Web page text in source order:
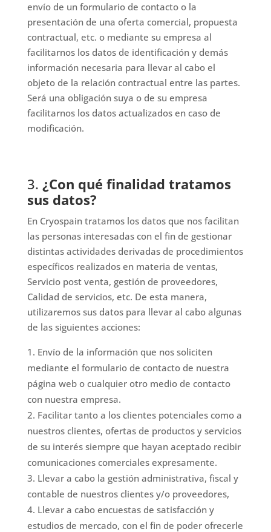
envío de un formulario de contacto o la
presentación de una oferta comercial, propuesta
contractual, etc. o mediante su empresa al
facilitarnos los datos de identificación y demás
información necesaria para llevar al cabo el
objeto de la relación contractual entre las partes.
Será una obligación suya o de su empresa
facilitarnos los datos actualizados en caso de
modificación.
3. ¿Con qué finalidad tratamos
sus datos?
En Cryospain tratamos los datos que nos facilitan
las personas interesadas con el fin de gestionar
distintas actividades derivadas de procedimientos
específicos realizados en materia de ventas,
Servicio post venta, gestión de proveedores,
Calidad de servicios, etc. De esta manera,
utilizaremos sus datos para llevar al cabo algunas
de las siguientes acciones:
Envío de la información que nos soliciten
mediante el formulario de contacto de nuestra
página web o cualquier otro medio de contacto
con nuestra empresa.
Facilitar tanto a los clientes potenciales como a
nuestros clientes, ofertas de productos y servicios
de su interés siempre que hayan aceptado recibir
comunicaciones comerciales expresamente.
Llevar a cabo la gestión administrativa, fiscal y
contable de nuestros clientes y/o proveedores,
Llevar a cabo encuestas de satisfacción y
estudios de mercado, con el fin de poder ofrecerle